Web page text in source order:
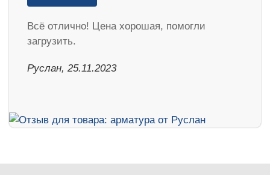
Всё отлично! Цена хорошая, помогли
загрузить.
Руслан, 25.11.2023